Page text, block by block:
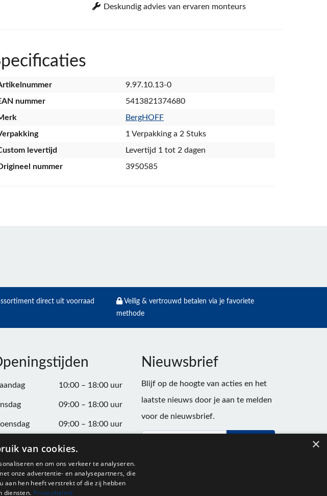
Deskundig advies van ervaren monteurs
9.97.10.13-0
nummer
5413821374680
BergHOFF
1 Verpakking a 2 Stuks
levertijd
Levertijd 1 tot 2 dagen
nummer
3950585
direct uit voorraad
Veilig & vertrouwd betalen via je favoriete
methode
10:00 – 18:00 uur
09:00 – 18:00 uur
09:00 – 18:00 uur
09:00 – 20:00 uur
09:00 – 18:00 uur
09:00 – 17:00 uur
Nieuwsbrief
Blijf op de hoogte van acties en het
laatste nieuws door je aan te melden
voor de nieuwsbrief.
×
van cookies.
en om ons verkeer te analyseren.
onze advertentie- en analysepartners, die
aan hen heeft verstrekt of die zij hebben
diensten. Privacybeleid